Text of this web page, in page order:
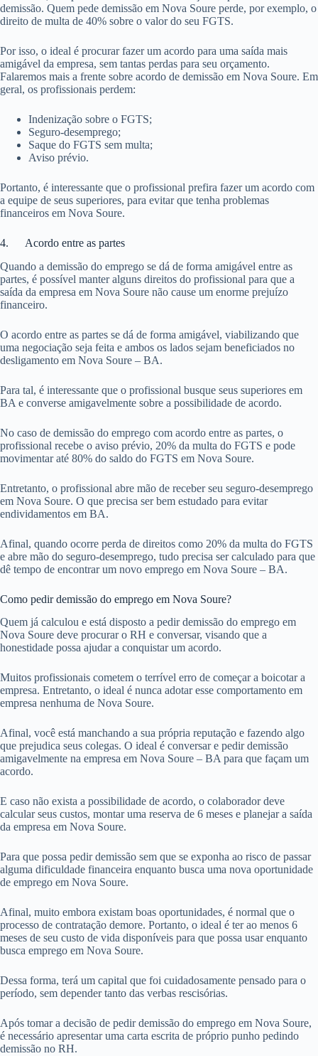
demissão. Quem pede demissão em Nova Soure perde, por exemplo, o
direito de multa de 40% sobre o valor do seu FGTS.
Por isso, o ideal é procurar fazer um acordo para uma saída mais
amigável da empresa, sem tantas perdas para seu orçamento.
Falaremos mais a frente sobre acordo de demissão em Nova Soure. Em
geral, os profissionais perdem:
Indenização sobre o FGTS;
Seguro-desemprego;
Saque do FGTS sem multa;
Aviso prévio.
Portanto, é interessante que o profissional prefira fazer um acordo com
a equipe de seus superiores, para evitar que tenha problemas
financeiros em Nova Soure.
4. Acordo entre as partes
Quando a demissão do emprego se dá de forma amigável entre as
partes, é possível manter alguns direitos do profissional para que a
saída da empresa em Nova Soure não cause um enorme prejuízo
financeiro.
O acordo entre as partes se dá de forma amigável, viabilizando que
uma negociação seja feita e ambos os lados sejam beneficiados no
desligamento em Nova Soure – BA.
Para tal, é interessante que o profissional busque seus superiores em
BA e converse amigavelmente sobre a possibilidade de acordo.
No caso de demissão do emprego com acordo entre as partes, o
profissional recebe o aviso prévio, 20% da multa do FGTS e pode
movimentar até 80% do saldo do FGTS em Nova Soure.
Entretanto, o profissional abre mão de receber seu seguro-desemprego
em Nova Soure. O que precisa ser bem estudado para evitar
endividamentos em BA.
Afinal, quando ocorre perda de direitos como 20% da multa do FGTS
e abre mão do seguro-desemprego, tudo precisa ser calculado para que
dê tempo de encontrar um novo emprego em Nova Soure – BA.
Como pedir demissão do emprego em Nova Soure?
Quem já calculou e está disposto a pedir demissão do emprego em
Nova Soure deve procurar o RH e conversar, visando que a
honestidade possa ajudar a conquistar um acordo.
Muitos profissionais cometem o terrível erro de começar a boicotar a
empresa. Entretanto, o ideal é nunca adotar esse comportamento em
empresa nenhuma de Nova Soure.
Afinal, você está manchando a sua própria reputação e fazendo algo
que prejudica seus colegas. O ideal é conversar e pedir demissão
amigavelmente na empresa em Nova Soure – BA para que façam um
acordo.
E caso não exista a possibilidade de acordo, o colaborador deve
calcular seus custos, montar uma reserva de 6 meses e planejar a saída
da empresa em Nova Soure.
Para que possa pedir demissão sem que se exponha ao risco de passar
alguma dificuldade financeira enquanto busca uma nova oportunidade
de emprego em Nova Soure.
Afinal, muito embora existam boas oportunidades, é normal que o
processo de contratação demore. Portanto, o ideal é ter ao menos 6
meses de seu custo de vida disponíveis para que possa usar enquanto
busca emprego em Nova Soure.
Dessa forma, terá um capital que foi cuidadosamente pensado para o
período, sem depender tanto das verbas rescisórias.
Após tomar a decisão de pedir demissão do emprego em Nova Soure,
é necessário apresentar uma carta escrita de próprio punho pedindo
demissão no RH.